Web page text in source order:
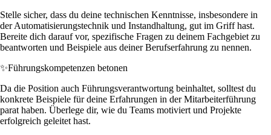
Stelle sicher, dass du deine technischen Kenntnisse, insbesondere in
der Automatisierungstechnik und Instandhaltung, gut im Griff hast.
Bereite dich darauf vor, spezifische Fragen zu deinem Fachgebiet zu
beantworten und Beispiele aus deiner Berufserfahrung zu nennen.
✨Führungskompetenzen betonen
Da die Position auch Führungsverantwortung beinhaltet, solltest du
konkrete Beispiele für deine Erfahrungen in der Mitarbeiterführung
parat haben. Überlege dir, wie du Teams motiviert und Projekte
erfolgreich geleitet hast.